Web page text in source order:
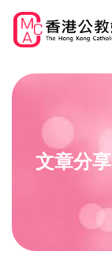
main
文章分享